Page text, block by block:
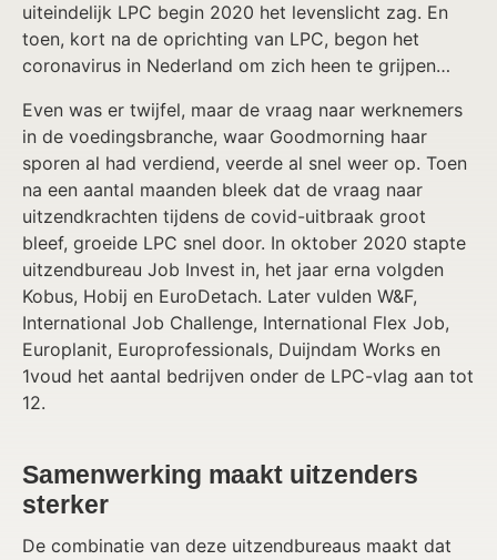
uiteindelijk LPC begin 2020 het levenslicht zag. En
toen, kort na de oprichting van LPC, begon het
coronavirus in Nederland om zich heen te grijpen…
Even was er twijfel, maar de vraag naar werknemers
in de voedingsbranche, waar Goodmorning haar
sporen al had verdiend, veerde al snel weer op. Toen
na een aantal maanden bleek dat de vraag naar
uitzendkrachten tijdens de covid-uitbraak groot
bleef, groeide LPC snel door. In oktober 2020 stapte
uitzendbureau Job Invest in, het jaar erna volgden
Kobus, Hobij en EuroDetach. Later vulden W&F,
International Job Challenge, International Flex Job,
Europlanit, Europrofessionals, Duijndam Works en
1voud het aantal bedrijven onder de LPC-vlag aan tot
12.
Samenwerking maakt uitzenders
sterker
De combinatie van deze uitzendbureaus maakt dat